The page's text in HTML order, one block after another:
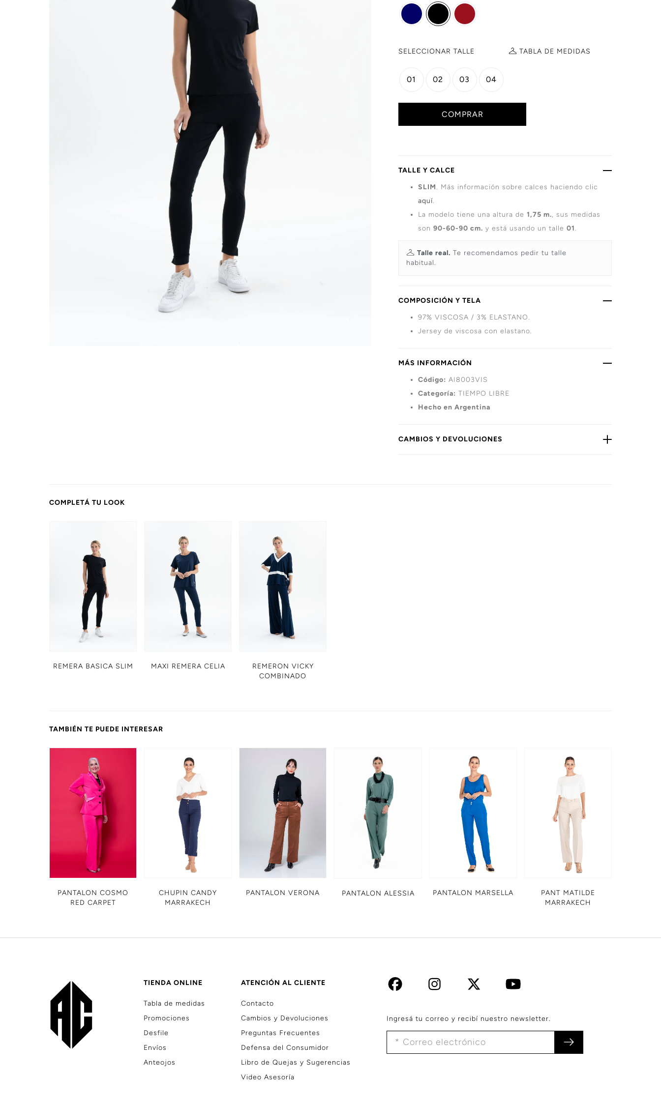
SELECCIONAR TALLE TABLA DE MEDIDAS
01 02 03 04
COMPRAR
TALLE Y CALCE
SLIM. Más información sobre calces haciendo clic
aquí.
La modelo tiene una altura de 1,75 m., sus medidas
son 90-60-90 cm. y está usando un talle 01.
Talle real. Te recomendamos pedir tu talle
habitual.
COMPOSICIÓN Y TELA
97% VISCOSA / 3% ELASTANO.
Jersey de viscosa con elastano.
MÁS INFORMACIÓN
Código: AI8003VIS
Categoría: TIEMPO LIBRE
Hecho en Argentina
CAMBIOS Y DEVOLUCIONES
COMPLETÁ TU LOOK
REMERA BASICA SLIM MAXI REMERA CELIA
REMERON VICKY
COMBINADO
TAMBIÉN TE PUEDE INTERESAR
PANTALON COSMO
RED CARPET
CHUPIN CANDY
MARRAKECH
PANTALON VERONA PANTALON ALESSIA PANTALON MARSELLA
PANT MATILDE
MARRAKECH
TIENDA ONLINE
Tabla de medidas
Promociones
Desfile
Envíos
Anteojos
ATENCIÓN AL CLIENTE
Contacto
Cambios y Devoluciones
Preguntas Frecuentes
Defensa del Consumidor
Libro de Quejas y Sugerencias
Video Asesoría
Ingresá tu correo y recibí nuestro newsletter.